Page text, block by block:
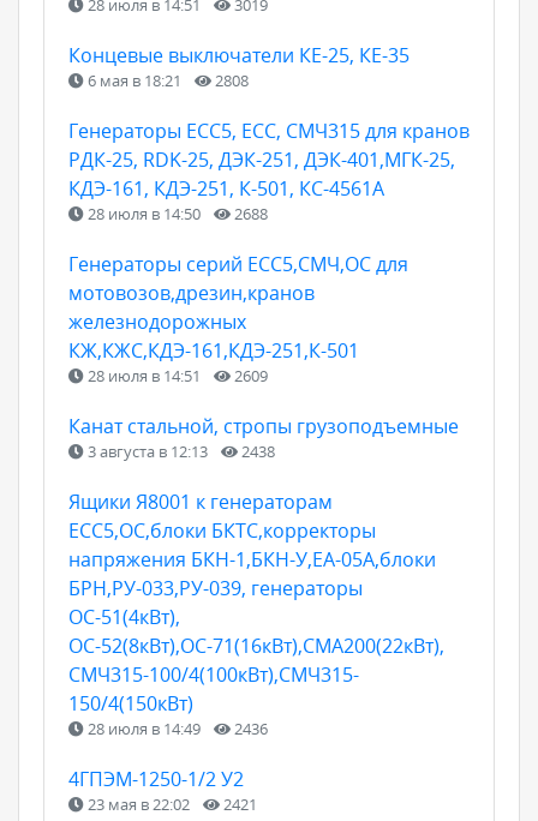
28 июля в 14:51 3019
Концевые выключатели КЕ-25, КЕ-35
6 мая в 18:21 2808
Генераторы ЕСС5, ЕСС, СМЧ315 для кранов
РДК-25, RDK-25, ДЭК-251, ДЭК-401,МГК-25,
КДЭ-161, КДЭ-251, К-501, КС-4561А
28 июля в 14:50 2688
Генераторы серий ЕСС5,СМЧ,ОС для
мотовозов,дрезин,кранов
железнодорожных
КЖ,КЖС,КДЭ-161,КДЭ-251,К-501
28 июля в 14:51 2609
Канат стальной, стропы грузоподъемные
3 августа в 12:13 2438
Ящики Я8001 к генераторам
ЕСС5,ОС,блоки БКТС,корректоры
напряжения БКН-1,БКН-У,ЕА-05А,блоки
БРН,РУ-033,РУ-039, генераторы
ОС-51(4кВт),
ОС-52(8кВт),ОС-71(16кВт),СМА200(22кВт),
СМЧ315-100/4(100кВт),СМЧ315-
150/4(150кВт)
28 июля в 14:49 2436
4ГПЭМ-1250-1/2 У2
23 мая в 22:02 2421